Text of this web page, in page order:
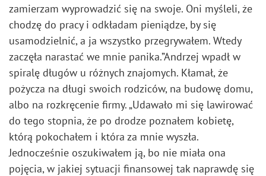
zamierzam wyprowadzić się na swoje. Oni myśleli, że
chodzę do pracy i odkładam pieniądze, by się
usamodzielnić, a ja wszystko przegrywałem. Wtedy
zaczęła narastać we mnie panika.”Andrzej wpadł w
spiralę długów u różnych znajomych. Kłamał, że
pożycza na długi swoich rodziców, na budowę domu,
albo na rozkręcenie firmy. „Udawało mi się lawirować
do tego stopnia, że po drodze poznałem kobietę,
którą pokochałem i która za mnie wyszła.
Jednocześnie oszukiwałem ją, bo nie miała ona
pojęcia, w jakiej sytuacji finansowej tak naprawdę się